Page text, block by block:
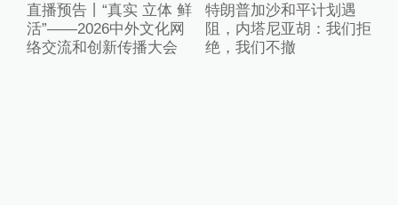
直播预告丨“真实 立体 鲜
活”——2026中外文化网
络交流和创新传播大会
特朗普加沙和平计划遇
阻，内塔尼亚胡：我们拒
绝，我们不撤